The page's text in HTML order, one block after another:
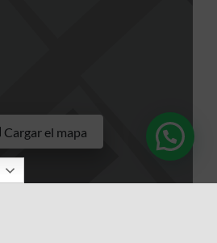
Cargar el mapa